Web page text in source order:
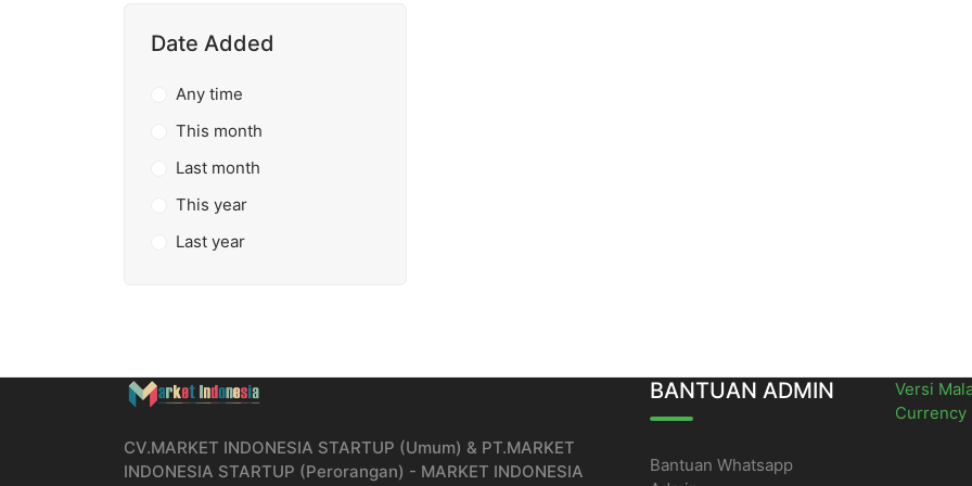
Date Added
Any time
This month
Last month
This year
Last year
CV.MARKET INDONESIA STARTUP (Umum) & PT.MARKET
INDONESIA STARTUP (Perorangan) - MARKET INDONESIA
BANTUAN ADMIN
Bantuan Whatsapp
Versi
Currency